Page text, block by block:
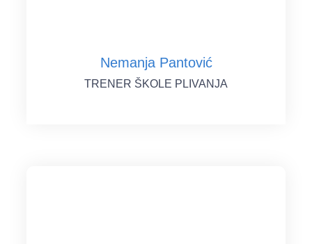
Nemanja Pantović
TRENER ŠKOLE PLIVANJA